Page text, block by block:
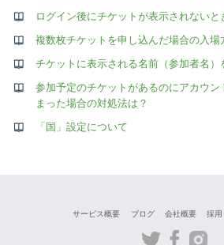
ログイン後にチケットが表示されないと
複数枚チケットを申し込んだ場合の入場
チケットに表示される名前（参加者名）
参加予定のチケットがあるのにアカウ
まった場合の対処法は？
「国」設定について
サービス概要 ブログ 会社概要 採用
TwitterFacebook